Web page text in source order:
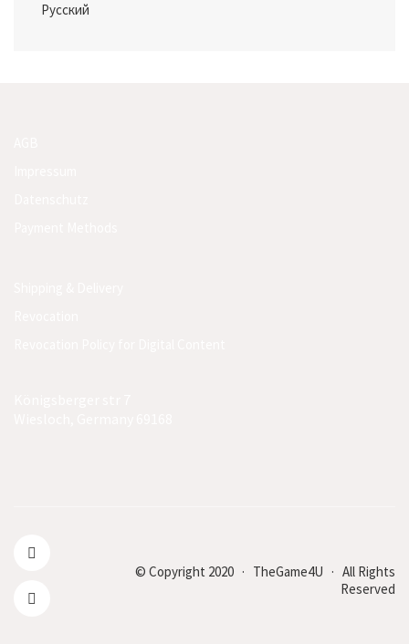
Русский
© Copyright 2020 · TheGame4U · All Rights
Reserved